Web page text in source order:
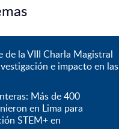
de la VIII Charla Magistral
e impacto en las
Más de 400
en Lima para
STEM+ en